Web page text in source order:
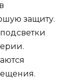
защиту.